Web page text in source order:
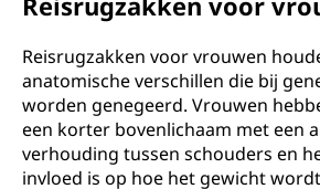
Reisrugzakken voor vrouwen
anatomische verschillen die bij
worden genegeerd. Vrouwen
een korter bovenlichaam met een
verhouding tussen schouders en
invloed is op hoe het gewicht